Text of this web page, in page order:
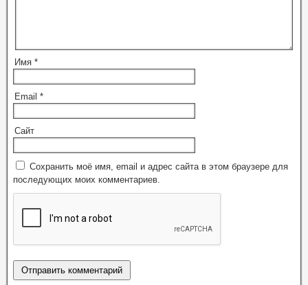
Имя *
Email *
Сайт
Сохранить моё имя, email и адрес сайта в этом браузере для
последующих моих комментариев.